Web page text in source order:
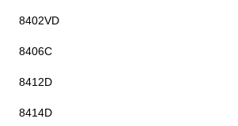
8402VD
8406C
8412D
8414D